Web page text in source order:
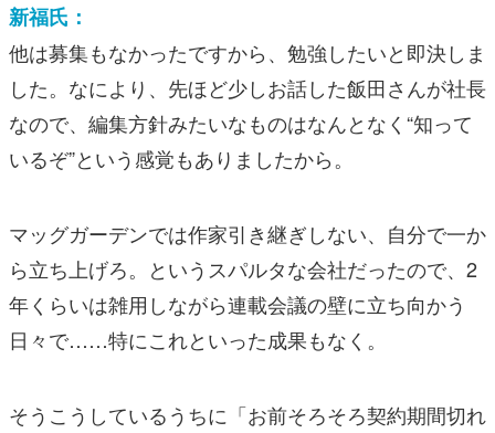
新福氏：
他は募集もなかったですから、勉強したいと即決しま
した。なにより、先ほど少しお話した飯田さんが社長
なので、編集方針みたいなものはなんとなく“知って
いるぞ”という感覚もありましたから。
マッグガーデンでは作家引き継ぎしない、自分で一か
ら立ち上げろ。というスパルタな会社だったので、2
年くらいは雑用しながら連載会議の壁に立ち向かう
日々で……特にこれといった成果もなく。
そうこうしているうちに「お前そろそろ契約期間切れ